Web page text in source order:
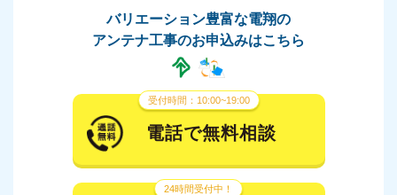
バリエーション豊富な電翔の
アンテナ工事のお申込みはこちら
受付時間：10:00~19:00
電話で無料相談
24時間受付中！